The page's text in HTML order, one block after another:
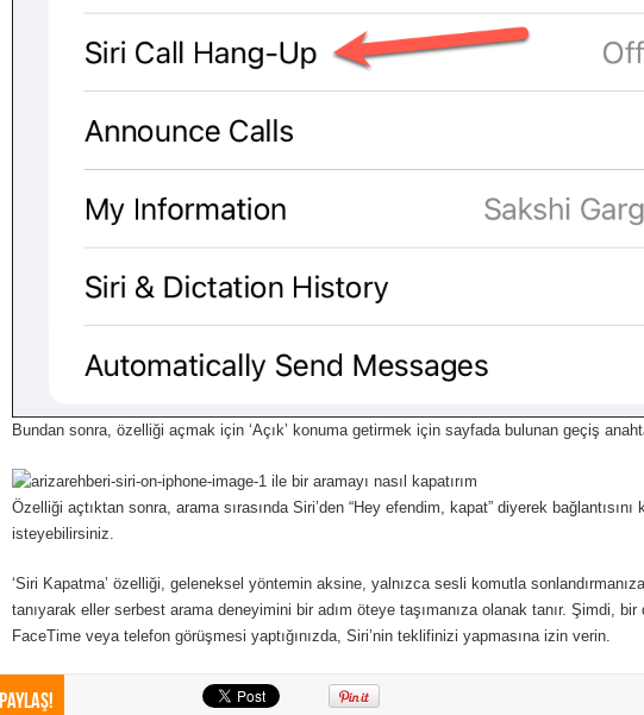
Bundan sonra, özelliği açmak için ‘Açık’ konuma getirmek için sayfada bulunan geçiş
Özelliği açtıktan sonra, arama sırasında Siri’den “Hey efendim, kapat” diyerek bağlantısını
isteyebilirsiniz.
‘Siri Kapatma’ özelliği, geleneksel yöntemin aksine, yalnızca sesli komutla
tanıyarak eller serbest arama deneyimini bir adım öteye taşımanıza olanak tanır. Şimdi, bir
FaceTime veya telefon görüşmesi yaptığınızda, Siri’nin teklifinizi yapmasına izin verin.
Paylaş!